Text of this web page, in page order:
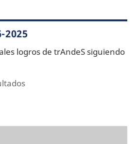
2025
logros de trAndeS siguiendo